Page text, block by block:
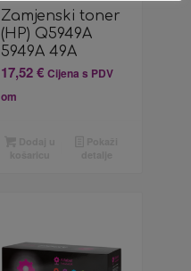
Zamjenski toner
(HP) Q5949A
5949A 49A
17,52€ Cijena s PDV
om